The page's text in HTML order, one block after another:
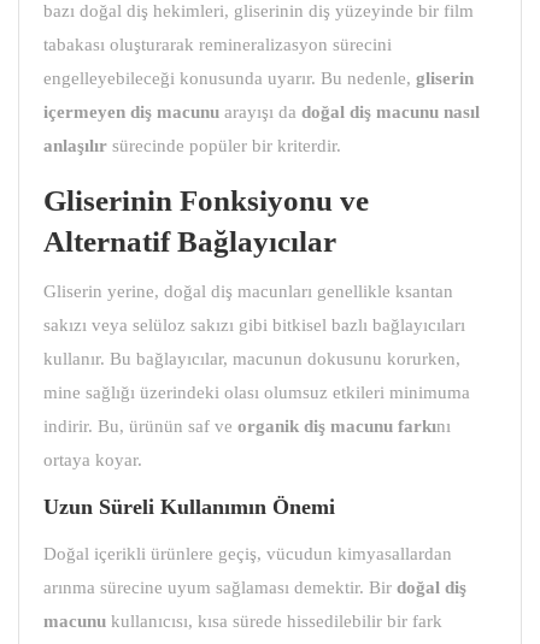
bazı doğal diş hekimleri, gliserinin diş yüzeyinde bir film
tabakası oluşturarak remineralizasyon sürecini
engelleyebileceği konusunda uyarır. Bu nedenle, gliserin
içermeyen diş macunu arayışı da doğal diş macunu nasıl
anlaşılır sürecinde popüler bir kriterdir.
Gliserinin Fonksiyonu ve
Alternatif Bağlayıcılar
Gliserin yerine, doğal diş macunları genellikle ksantan
sakızı veya selüloz sakızı gibi bitkisel bazlı bağlayıcıları
kullanır. Bu bağlayıcılar, macunun dokusunu korurken,
mine sağlığı üzerindeki olası olumsuz etkileri minimuma
indirir. Bu, ürünün saf ve organik diş macunu farkını
ortaya koyar.
Uzun Süreli Kullanımın Önemi
Doğal içerikli ürünlere geçiş, vücudun kimyasallardan
arınma sürecine uyum sağlaması demektir. Bir doğal diş
macunu kullanıcısı, kısa sürede hissedilebilir bir fark